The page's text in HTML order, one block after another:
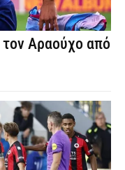
τον Αραούχο από